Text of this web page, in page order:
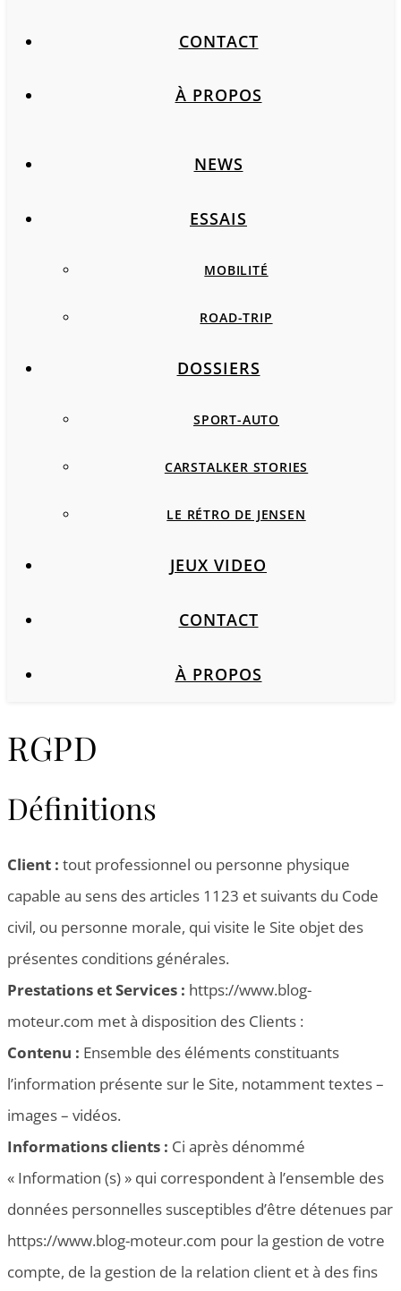
CONTACT
À PROPOS
NEWS
ESSAIS
MOBILITÉ
ROAD-TRIP
DOSSIERS
SPORT-AUTO
CARSTALKER STORIES
LE RÉTRO DE JENSEN
JEUX VIDEO
CONTACT
À PROPOS
RGPD
Définitions
Client : tout professionnel ou personne physique
capable au sens des articles 1123 et suivants du Code
civil, ou personne morale, qui visite le Site objet des
présentes conditions générales.
Prestations et Services : https://www.blog-
moteur.com met à disposition des Clients :
Contenu : Ensemble des éléments constituants
l’information présente sur le Site, notamment textes –
images – vidéos.
Informations clients : Ci après dénommé
« Information (s) » qui correspondent à l’ensemble des
données personnelles susceptibles d’être détenues par
https://www.blog-moteur.com pour la gestion de votre
compte, de la gestion de la relation client et à des fins